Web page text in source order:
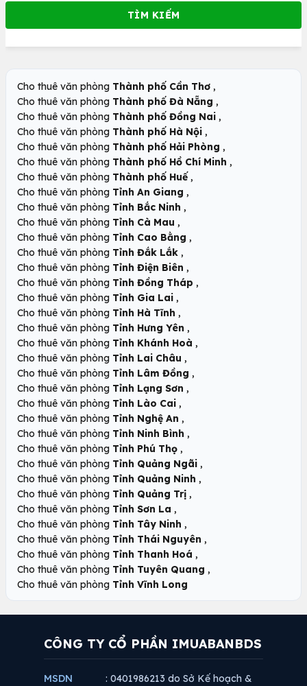
Cho thuê văn phòng Thành phố Cần Thơ ,
Cho thuê văn phòng Thành phố Đà Nẵng ,
Cho thuê văn phòng Thành phố Đồng Nai ,
Cho thuê văn phòng Thành phố Hà Nội ,
Cho thuê văn phòng Thành phố Hải Phòng ,
Cho thuê văn phòng Thành phố Hồ Chí Minh ,
Cho thuê văn phòng Thành phố Huế ,
Cho thuê văn phòng Tỉnh An Giang ,
Cho thuê văn phòng Tỉnh Bắc Ninh ,
Cho thuê văn phòng Tỉnh Cà Mau ,
Cho thuê văn phòng Tỉnh Cao Bằng ,
Cho thuê văn phòng Tỉnh Đắk Lắk ,
Cho thuê văn phòng Tỉnh Điện Biên ,
Cho thuê văn phòng Tỉnh Đồng Tháp ,
Cho thuê văn phòng Tỉnh Gia Lai ,
Cho thuê văn phòng Tỉnh Hà Tĩnh ,
Cho thuê văn phòng Tỉnh Hưng Yên ,
Cho thuê văn phòng Tỉnh Khánh Hoà ,
Cho thuê văn phòng Tỉnh Lai Châu ,
Cho thuê văn phòng Tỉnh Lâm Đồng ,
Cho thuê văn phòng Tỉnh Lạng Sơn ,
Cho thuê văn phòng Tỉnh Lào Cai ,
Cho thuê văn phòng Tỉnh Nghệ An ,
Cho thuê văn phòng Tỉnh Ninh Bình ,
Cho thuê văn phòng Tỉnh Phú Thọ ,
Cho thuê văn phòng Tỉnh Quảng Ngãi ,
Cho thuê văn phòng Tỉnh Quảng Ninh ,
Cho thuê văn phòng Tỉnh Quảng Trị ,
Cho thuê văn phòng Tỉnh Sơn La ,
Cho thuê văn phòng Tỉnh Tây Ninh ,
Cho thuê văn phòng Tỉnh Thái Nguyên ,
Cho thuê văn phòng Tỉnh Thanh Hoá ,
Cho thuê văn phòng Tỉnh Tuyên Quang ,
Cho thuê văn phòng Tỉnh Vĩnh Long
CÔNG TY CỔ PHẦN IMUABANBDS
MSDN : 0401986213 do Sở Kế hoạch &